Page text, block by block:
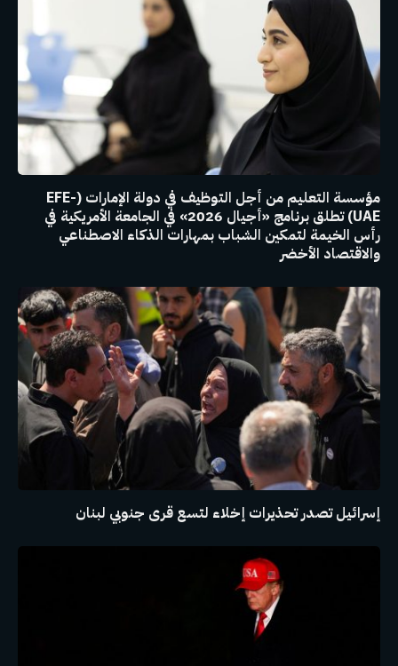
مؤسسة التعليم من أجل التوظيف في دولة الإمارات (EFE-
UAE) تطلق برنامج «أجيال 2026» في الجامعة الأمريكية في
رأس الخيمة لتمكين الشباب بمهارات الذكاء الاصطناعي
والاقتصاد الأخضر
إسرائيل تصدر تحذيرات إخلاء لتسع قرى جنوبي لبنان